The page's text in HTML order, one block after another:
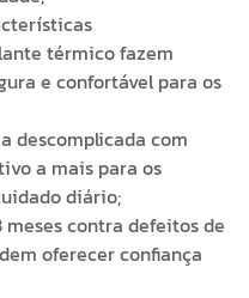
térmico fazem
e confortável para os
descomplicada com
a mais para os
diário;
contra defeitos de
oferecer confiança